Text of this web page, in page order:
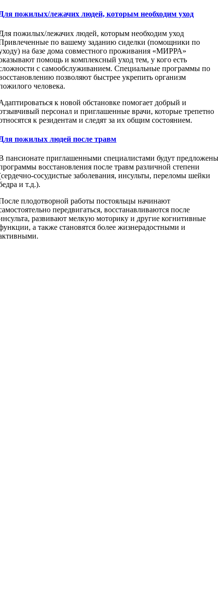
пожилых/лежачих людей, которым необходим уход
пожилых/лежачих людей, которым необходим уход
по вашему заданию сиделки (помощники по
на базе дома совместного проживания «МИРРА»
помощь и комплексный уход тем, у кого есть
с самообслуживанием. Специальные программы по
позволяют быстрее укрепить организм
человека.
к новой обстановке помогает добрый и
персонал и приглашенные врачи, которые трепетно
к резидентам и следят за их общим состоянием.
пожилых людей после травм
пансионате приглашенными специалистами будут
восстановления после травм различной степени
сосудистые заболевания, инсульты, переломы шейки
и т.д.).
плодотворной работы постояльцы начинают
передвигаться, восстанавливаются после
развивают мелкую моторику и другие когнитивные
а также становятся более жизнерадостными и